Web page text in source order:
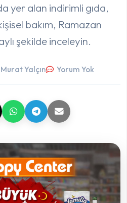
yer alan indirimli gıda,
bakım, Ramazan
şekilde inceleyin.
Murat Yalçın Yorum Yok